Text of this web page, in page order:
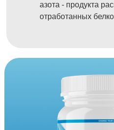
азота - продукта
отработанных